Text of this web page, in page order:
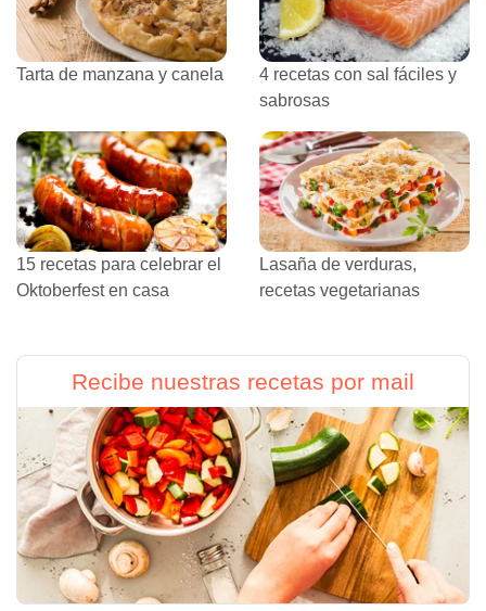
Tarta de manzana y canela
4 recetas con sal fáciles y
sabrosas
15 recetas para celebrar el
Oktoberfest en casa
Lasaña de verduras,
recetas vegetarianas
Recibe nuestras recetas por mail